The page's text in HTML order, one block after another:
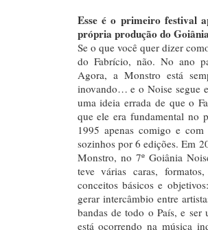
Esse é o primeiro festival
própria produção do
Se o que você quer dizer
do Fabrício, não. No ano
Agora, a Monstro está
inovando… e o Noise segue
uma ideia errada de que o
que ele era fundamental no
1995 apenas comigo e
sozinhos por 6 edições. Em
Monstro, no 7º Goiânia
teve várias caras,
conceitos básicos e
gerar intercâmbio entre
bandas de todo o País, e
está ocorrendo na música